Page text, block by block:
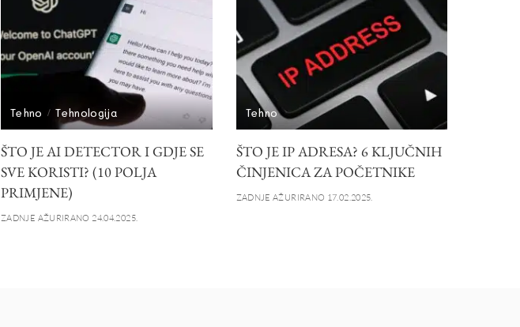
Tehno Tehnologija
ŠTO JE AI DETECTOR I GDJE SE
SVE KORISTI? (10 POLJA
PRIMJENE)
ZADNJE AŽURIRANO 24.04.2025.
Tehno
ŠTO JE IP ADRESA? 6 KLJUČNIH
ČINJENICA ZA POČETNIKE
ZADNJE AŽURIRANO 17.02.2025.